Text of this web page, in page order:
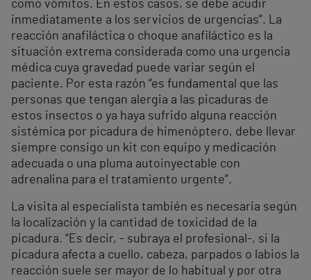
como vómitos. En estos casos, se debe acudir
inmediatamente a los servicios de urgencias”. La
reacción anafiláctica o choque anafiláctico es la
situación extrema considerada como una urgencia
médica cuya gravedad puede variar según el
paciente. Por esta razón “es fundamental que las
personas que tengan alergia a las picaduras de
estos insectos o ya haya sufrido alguna reacción
sistémica por picadura de himenóptero, debe llevar
siempre consigo un kit con equipo y medicación
adecuada o una pluma autoinyectable con
adrenalina para el tratamiento urgente”.
La visita al especialista también es necesaria según
la localización y la cantidad de toxicidad de la
picadura. “Es decir, - subraya el profesional-, si la
picadura afecta a cuello, cabeza, parpados o labios la
reacción suele ser mayor de lo habitual y por otra